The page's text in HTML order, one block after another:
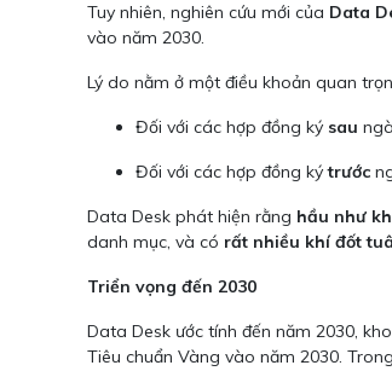
Tuy nhiên, nghiên cứu mới của Data
vào năm 2030.
Lý do nằm ở một điều khoản quan
Đối với các hợp đồng ký sau
Đối với các hợp đồng kýtrước
Data Desk phát hiện rằng hầu như
danh mục, và có rất nhiều khí đốt
Triển vọng đến 2030
Data Desk ước tính đến năm 2030,
Tiêu chuẩn Vàng vào năm 2030.